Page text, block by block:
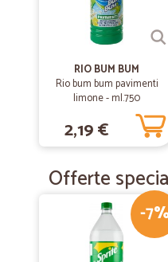
RIO BUM BUM
Rio bum bum pavimenti
limone - ml.750
2,19 €
Offerte
-